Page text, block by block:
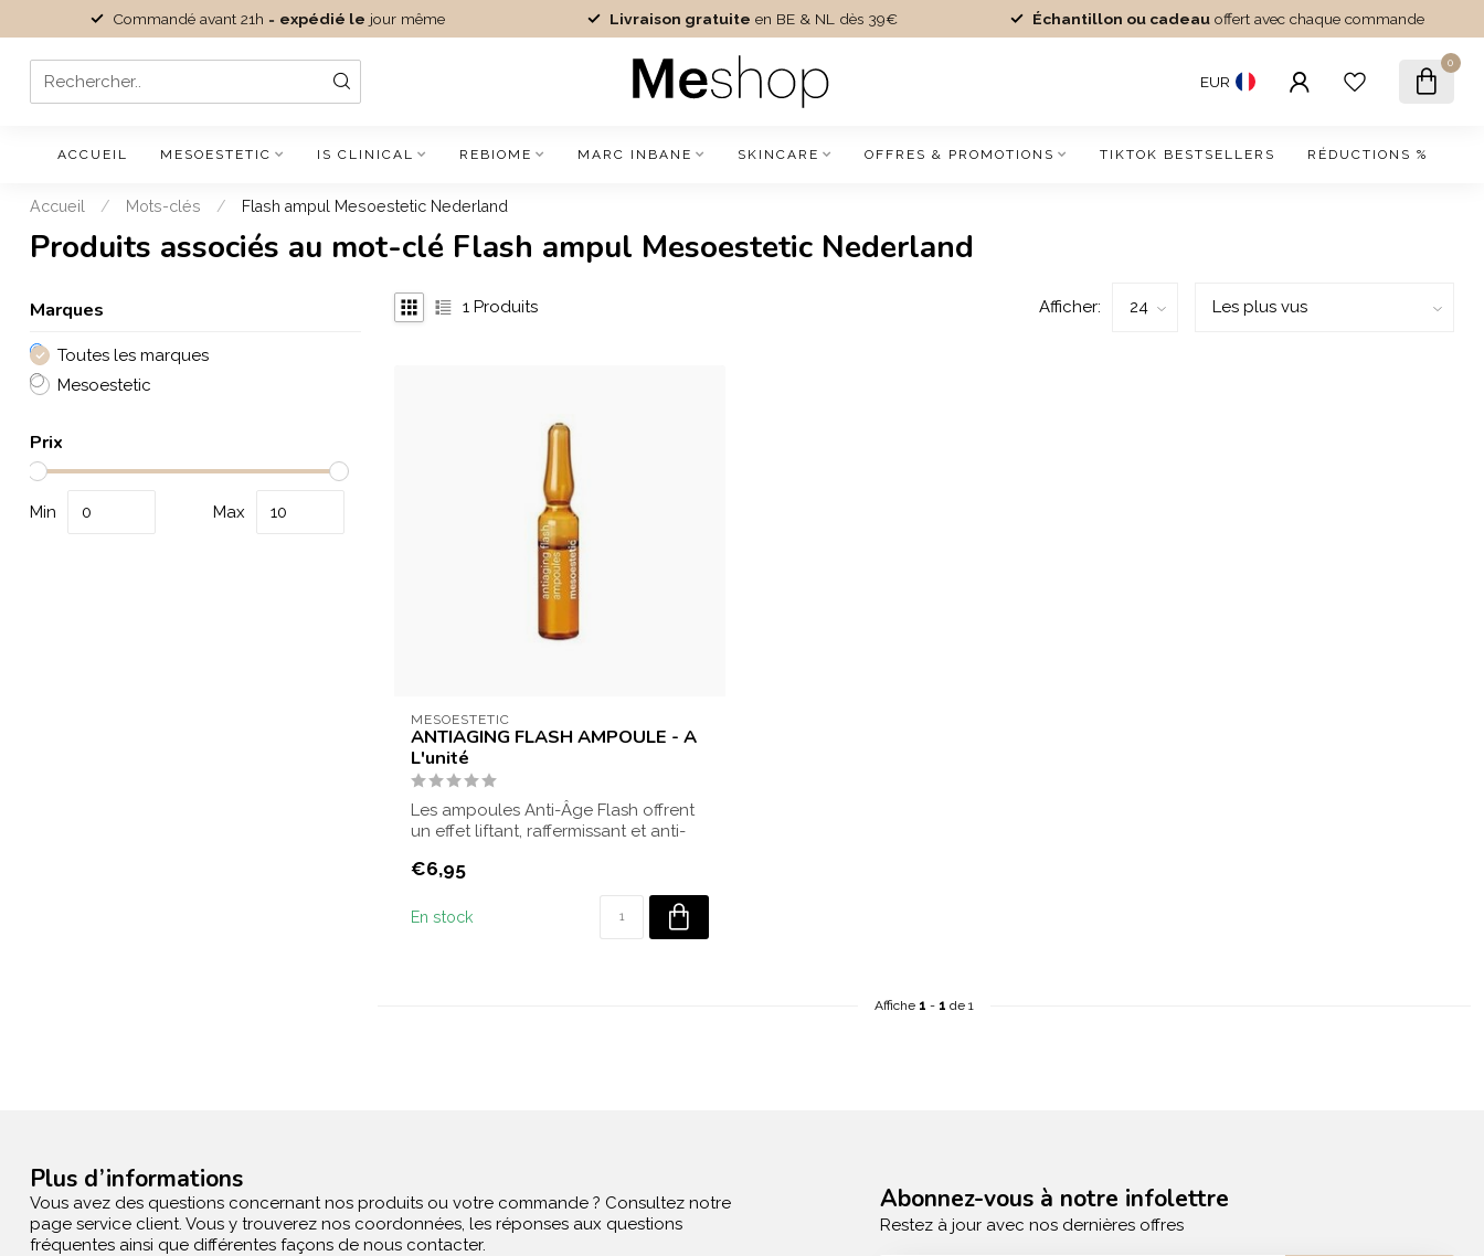
Commandé avant 21h = expédié le jour même Livraison gratuite en BE & NL dès 39€ Échantillon ou cadeauoffert avec chaque commande
EUR
0
ACCUEIL MESOESTETIC IS CLINICAL REBIOME MARC INBANE SKINCARE OFFRES & PROMOTIONS TIKTOK BESTSELLERS RÉDUCTIONS %
Accueil / Mots-clés / Flash ampul Mesoestetic Nederland
Produits associés au mot-clé Flash ampul Mesoestetic Nederland
Marques
Toutes les marques
Mesoestetic
Prix
Min Max
1 Produits Afficher:
MESOESTETIC
ANTIAGING FLASH AMPOULE - A
L'unité
Les ampoules Anti-Âge Flash offrent
un effet liftant, raffermissant et anti-
€6,95
En stock
Affiche 1 - 1 de 1
Plus d’informations
Vous avez des questions concernant nos produits ou votre commande ? Consultez notre
page service client. Vous y trouverez nos coordonnées, les réponses aux questions
fréquentes ainsi que différentes façons de nous contacter.
Abonnez-vous à notre infolettre
Restez à jour avec nos dernières offres